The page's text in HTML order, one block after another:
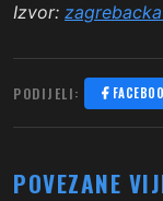
Izvor:
PODIJELI:
POVEZANE